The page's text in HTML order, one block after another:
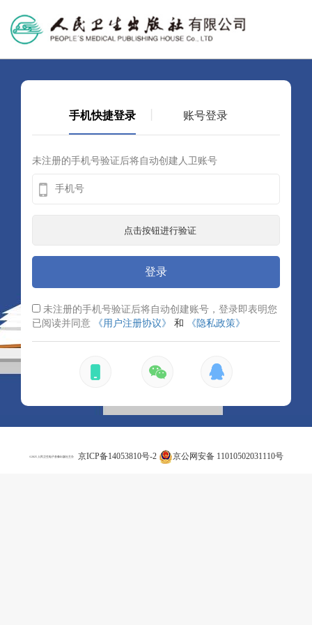
手机快捷登录 丨 账号登录
未注册的手机号验证后将自动创建人卫账号
未注册的手机号验证后将自动创建账号，登录即表明您
已阅读并同意 《用户注册协议》 和 《隐私政策》
©2025 人民卫生电子音像出版社主办 京ICP备14053810号-2 京公网安备 11010502031110号